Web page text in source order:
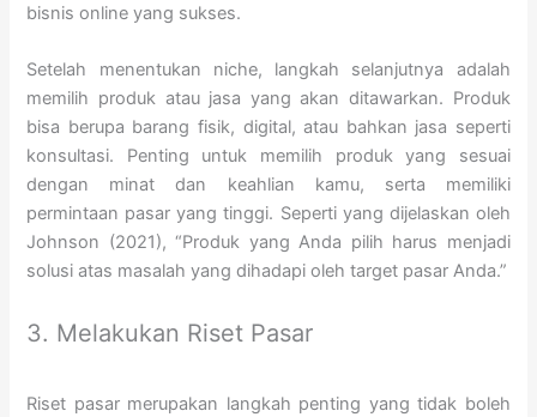
bisnis online yang sukses.
Setelah menentukan niche, langkah selanjutnya adalah
memilih produk atau jasa yang akan ditawarkan. Produk
bisa berupa barang fisik, digital, atau bahkan jasa seperti
konsultasi. Penting untuk memilih produk yang sesuai
dengan minat dan keahlian kamu, serta memiliki
permintaan pasar yang tinggi. Seperti yang dijelaskan oleh
Johnson (2021), “Produk yang Anda pilih harus menjadi
solusi atas masalah yang dihadapi oleh target pasar Anda.”
3. Melakukan Riset Pasar
Riset pasar merupakan langkah penting yang tidak boleh